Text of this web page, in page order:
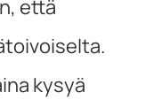
että
kysyä